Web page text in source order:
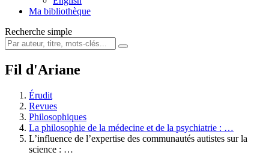
Ma bibliothèque
Recherche simple
Fil d'Ariane
Érudit
Revues
Philosophiques
La philosophie de la médecine et de la psychiatrie : …
L’influence de l’expertise des communautés autistes sur la
science : …